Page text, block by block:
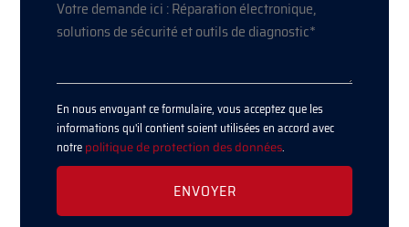
En nous envoyant ce formulaire, vous acceptez que les
informations qu'il contient soient utilisées en accord avec
notrepolitique de protection des données.